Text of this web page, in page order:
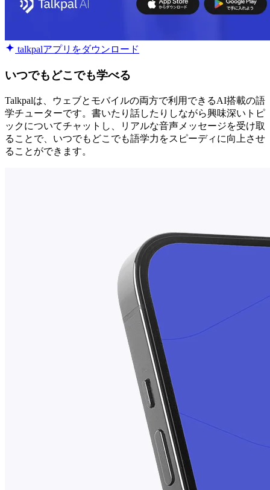
talkpalアプリをダウンロード
いつでもどこでも学べる
Talkpalは、ウェブとモバイルの両方で利用できるAI搭載の語
学チューターです。書いたり話したりしながら興味深いトピ
ックについてチャットし、リアルな音声メッセージを受け取
ることで、いつでもどこでも語学力をスピーディに向上させ
ることができます。